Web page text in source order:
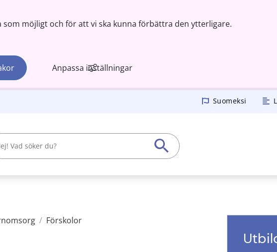
möjligt och för att vi ska kunna förbättra den ytterligare.
Anpassa inställningar
Suomeksi
/ Förskolor